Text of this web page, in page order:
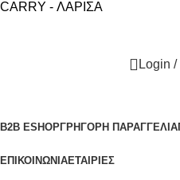
Login
B2B ESHOPΓΡΗΓΟΡΗ ΠΑΡΑΓΓΕΛΙΑ
ΕΠΙΚΟΙΝΩΝΙΑΕΤΑΙΡΙΕΣ